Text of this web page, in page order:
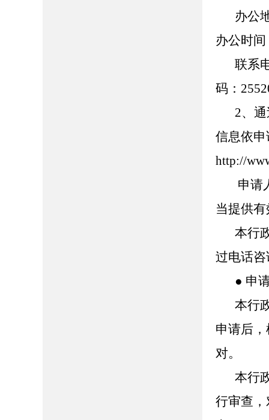
办
办公时间
联
码：
2、
信息依
http://
申请
当提供
本行
过电话
● 申
本行
申请后
对。
本行
行审查